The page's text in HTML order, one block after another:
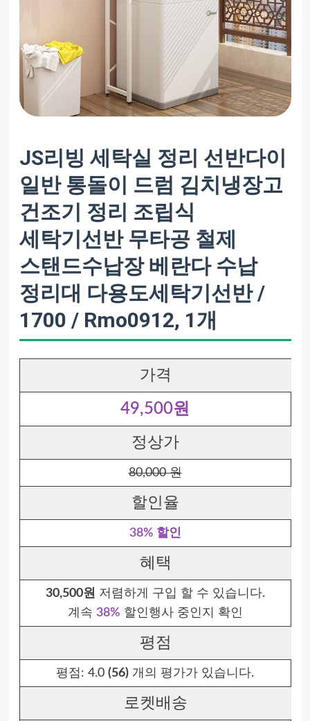
JS리빙 세탁실 정리 선반다이
일반 통돌이 드럼 김치냉장고
건조기 정리 조립식
세탁기선반 무타공 철제
스탠드수납장 베란다 수납
정리대 다용도세탁기선반 /
1700 / Rmo0912, 1개
가격
49,500원
정상가
80,000 원
할인율
38% 할인
혜택
30,500원 저렴하게 구입 할 수 있습니다.
계속 38% 할인행사 중인지 확인
평점
평점: 4.0 (56) 개의 평가가 있습니다.
로켓배송